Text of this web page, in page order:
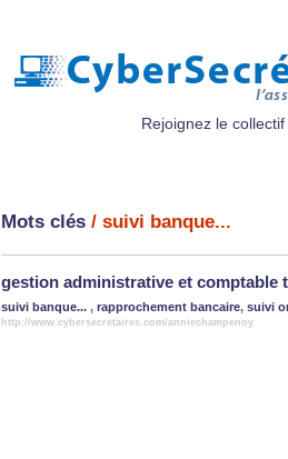
Rejoignez le collectif
Mots clés / suivi banque...
gestion administrative et comptable
suivi banque... , rapprochement bancaire, suivi
http://www.cybersecretaires.com/anniechampenoy